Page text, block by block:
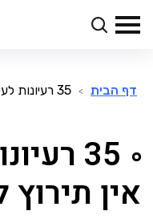
דף הבית > 35 רעיונות לעסק קטן – אין תירוץ לא להתחיל
35
אין